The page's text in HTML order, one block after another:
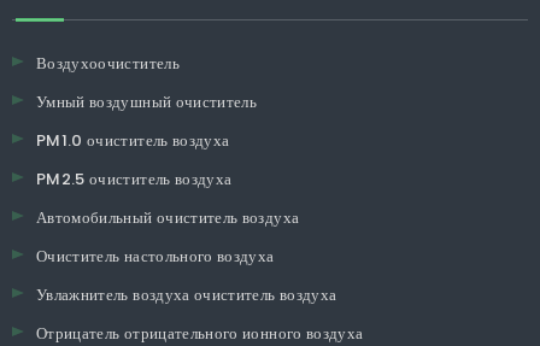
Воздухоочиститель
Умный воздушный очиститель
PM1.0 очиститель воздуха
PM2.5 очиститель воздуха
Автомобильный очиститель воздуха
Очиститель настольного воздуха
Увлажнитель воздуха очиститель воздуха
Отрицатель отрицательного ионного воздуха